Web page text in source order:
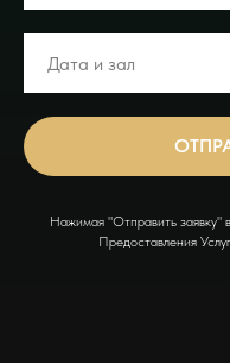
Нажимая "Отправить заявку"
Предоставления